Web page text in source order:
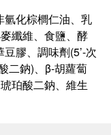
氫化棕櫚仁油、乳
纖維、食鹽、酵
膠、調味劑(5’-次
二鈉)、β-胡蘿蔔
珀酸二鈉、維生